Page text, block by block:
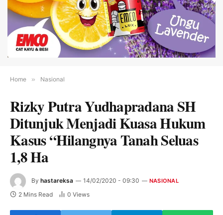
Home » Nasional
Rizky Putra Yudhapradana SH
Ditunjuk Menjadi Kuasa Hukum
Kasus “Hilangnya Tanah Seluas
1,8 Ha
By hastareksa 14/02/2020 - 09:30 NASIONAL
2 Mins Read 0 Views